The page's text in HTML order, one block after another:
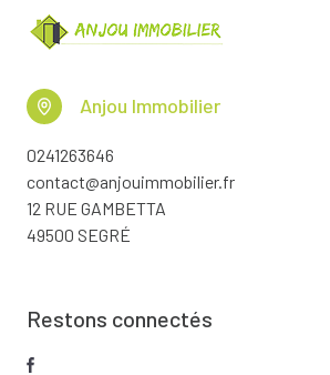
Anjou Immobilier
0241263646
contact@anjouimmobilier.fr
12 RUE GAMBETTA
49500 SEGRÉ
Restons connectés